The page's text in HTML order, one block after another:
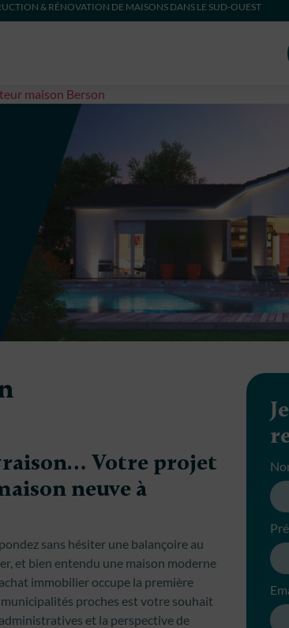
& RÉNOVATION DE MAISONS DANS LE SUD-OUEST
maison Berson
Votre projet
neuve à
sans hésiter une balançoire au
et bien entendu une maison moderne
immobilier occupe la première
proches est votre souhait
et la perspective de